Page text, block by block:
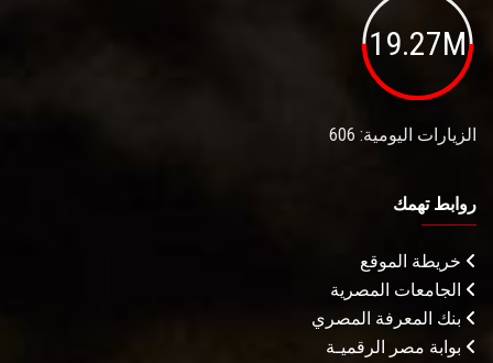
19.27M
الزيارات اليومية: 606
روابط تهمك
خريطة الموقع
الجامعات المصرية
بنك المعرفة المصري
بوابة مصر الرقميـة